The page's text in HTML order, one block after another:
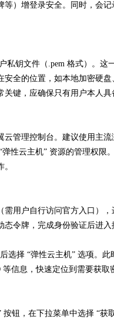
）增登录安全。同时，会
私钥文件（.pem 格式）。
全的位置，如本地加密硬
键，应确保只有用户本人
管理控制台。建议使用主
性云主机” 资源的管理权限
用户自行访问官方入口）
令牌，完成身份验证后进入
选择 “弹性云主机” 选项。
信息，快速定位到需要获
钮，在下拉菜单中选择 “